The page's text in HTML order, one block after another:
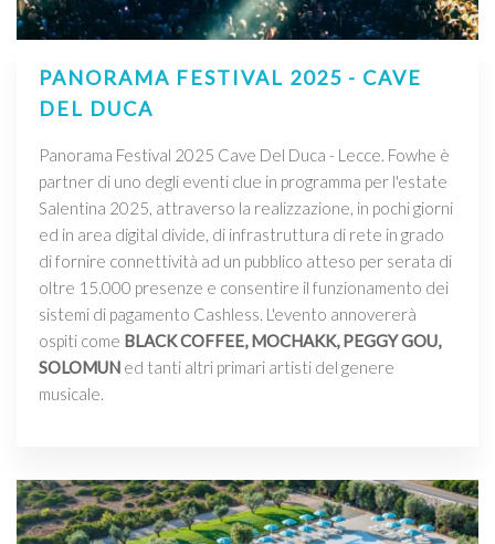
PANORAMA FESTIVAL 2025 - CAVE
DEL DUCA
Panorama Festival 2025 Cave Del Duca - Lecce. Fowhe è
partner di uno degli eventi clue in programma per l'estate
Salentina 2025, attraverso la realizzazione, in pochi giorni
ed in area digital divide, di infrastruttura di rete in grado
di fornire connettività ad un pubblico atteso per serata di
oltre 15.000 presenze e consentire il funzionamento dei
sistemi di pagamento Cashless. L'evento annovererà
ospiti come BLACK COFFEE, MOCHAKK, PEGGY GOU,
SOLOMUN ed tanti altri primari artisti del genere
musicale.